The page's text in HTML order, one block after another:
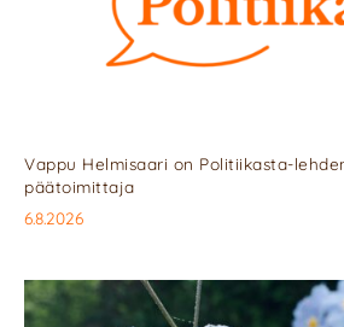
Vappu Helmisaari on Politiikasta-
päätoimittaja
6.8.2026